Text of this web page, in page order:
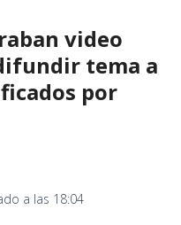
video
tema a
por
a las 18:04